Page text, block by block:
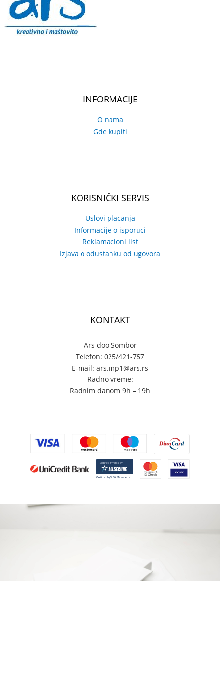
INFORMACIJE
O nama
Gde kupiti
KORISNIČKI SERVIS
Uslovi placanja
Informacije o isporuci
Reklamacioni list
Izjava o odustanku od ugovora
KONTAKT
Ars doo Sombor
Telefon: 025/421-757
E-mail: ars.mp1@ars.rs
Radno vreme:
Radnim danom 9h – 19h